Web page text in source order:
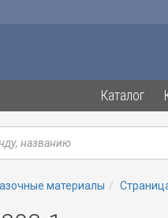
Каталог
материалы